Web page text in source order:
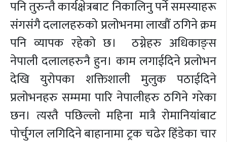
पनि तुरुन्तै कार्यक्षेत्रबाट निकालिनु पर्ने समस्याहरू
संगसंगै दलालहरुको प्रलोभनमा लाखौं ठगिने क्रम
पनि व्यापक रहेको छ। ठग्नेहरु अधिकाङ्स
नेपाली दलालहरुनै हुन। काम लगाईदिने प्रलोभन
देखि युरोपका शक्तिशाली मुलुक पठाईदिने
प्रलोभनहरु सम्ममा पारि नेपालीहरु ठगिने गरेका
छन। त्यस्तै पछिल्लो महिना मात्रै रोमानियांबाट
पोर्चुगल लगिदिने बाहानामा ट्रक चढेर हिंडेका चार